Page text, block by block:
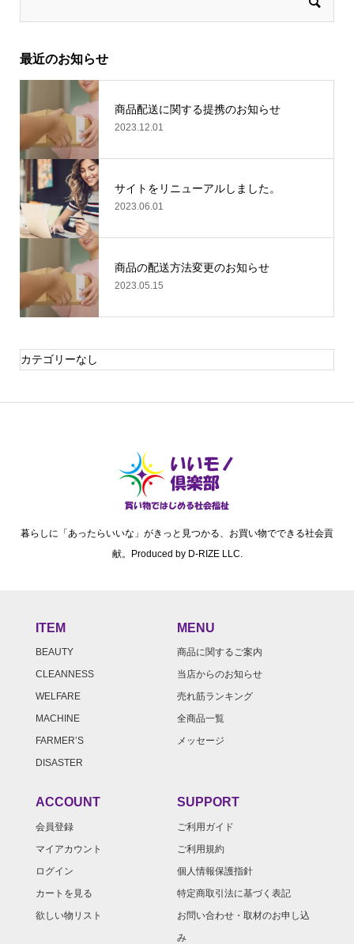
最近のお知らせ
商品配送に関する提携のお知らせ
2023.12.01
サイトをリニューアルしました。
2023.06.01
商品の配送方法変更のお知らせ
2023.05.15
カテゴリーなし
暮らしに「あったらいいな」がきっと見つかる、お買い物でできる社会貢
献。Produced by D-RIZE LLC.
ITEM
BEAUTY
CLEANNESS
WELFARE
MACHINE
FARMER’S
DISASTER
MENU
商品に関するご案内
当店からのお知らせ
売れ筋ランキング
全商品一覧
メッセージ
ACCOUNT
会員登録
マイアカウント
ログイン
カートを見る
欲しい物リスト
SUPPORT
ご利用ガイド
ご利用規約
個人情報保護指針
特定商取引法に基づく表記
お問い合わせ・取材のお申し込
み